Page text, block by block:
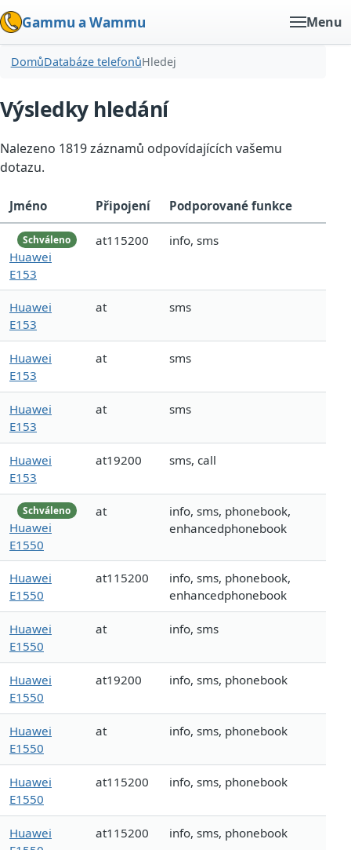
Gammu a Wammu Menu
DomůDatabáze telefonůHledej
Výsledky hledání
Nalezeno 1819 záznamů odpovídajících vašemu
dotazu.
Jméno Připojení Podporované funkce
Schváleno
Huawei
E153
at115200 info, sms
Huawei
E153
at sms
Huawei
E153
at sms
Huawei
E153
at sms
Huawei
E153
at19200 sms, call
Schváleno
Huawei
E1550
at
info, sms, phonebook,
enhancedphonebook
Huawei
E1550
at115200
info, sms, phonebook,
enhancedphonebook
Huawei
E1550
at info, sms
Huawei
E1550
at19200 info, sms, phonebook
Huawei
E1550
at info, sms, phonebook
Huawei
E1550
at115200 info, sms, phonebook
Huawei
at115200 info, sms, phonebook